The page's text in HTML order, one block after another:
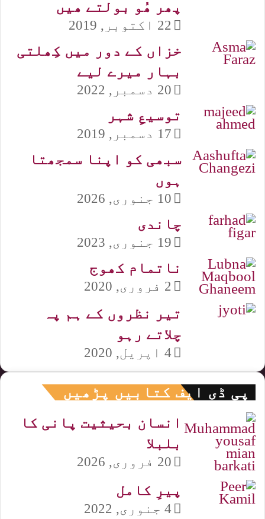
پھر ھُو بولتے ھیں
22 اکتوبر, 2019
خزاں کے دور میں کِھلتی
بہار میرے لیے
20 دسمبر, 2022
توسیعِ شہر
17 دسمبر, 2019
سبھی کو اپنا سمجھتا
ہوں
10 جنوری, 2026
چاندی
19 جنوری, 2023
ناتمام کھوج
2 فروری, 2020
تیر نظروں کے ہم پہ
چلاتے رہو
4 اپریل, 2020
پی ڈی ایف کتابیں پڑھیں
انسان بحیثیت پانی کا
بلبلا
20 فروری, 2026
پیرِ کامل
4 جنوری, 2022